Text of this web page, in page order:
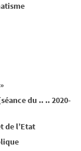
du .. .. 2020-
de l’Etat